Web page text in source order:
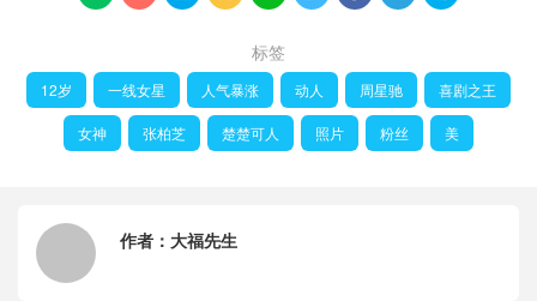
标签
12岁 一线女星 人气暴涨 动人 周星驰 喜剧之王
女神 张柏芝 楚楚可人 照片 粉丝 美
作者： 大福先生